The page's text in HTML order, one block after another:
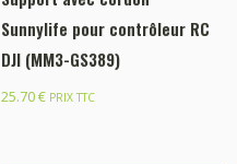
Sunnylife pour contrôleur RC
DJI (MM3-GS389)
25.70€ PRIX TTC